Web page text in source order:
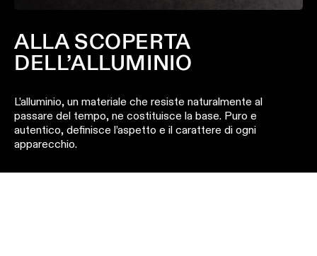
ALLA SCOPERTA
DELL’ALLUMINIO
L’alluminio, un materiale che resiste naturalmente al
passare del tempo, ne costituisce la base. Puro e
autentico, definisce l’aspetto e il carattere di ogni
apparecchio.